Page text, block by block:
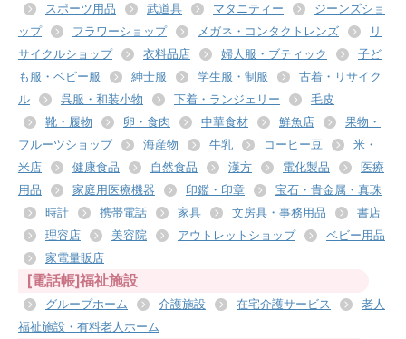
スポーツ用品
武道具 マタニティー
ジーンズショ
ップ
フラワーショップ メガネ・コンタクトレンズ
リ
サイクルショップ
衣料品店 婦人服・ブティック
子ど
も服・ベビー服
紳士服 学生服・制服
古着・リサイク
ル
呉服・和装小物 下着・ランジェリー
毛皮
靴・履物
卵・食肉 中華食材 鮮魚店
果物・
フルーツショップ
海産物 牛乳 コーヒー豆
米・
米店
健康食品 自然食品 漢方 電化製品
医療
用品
家庭用医療機器 印鑑・印章
宝石・貴金属・真珠
時計
携帯電話 家具 文房具・事務用品
書店
理容店
美容院 アウトレットショップ
ベビー用品
家電量販店
[電話帳]福祉施設
グループホーム 介護施設 在宅介護サービス
老人
福祉施設・有料老人ホーム